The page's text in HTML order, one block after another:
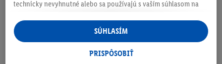
Rýchloschnúce, so schopnosťou regulácie vlhkosti
Vysoký pás
technicky nevyhnutné alebo sa používajú s vaším súhlasom na
personalizovanú reklamu v rámci služieb Lidl aj mimo nich. Ak
ste účastníkom programu Lidl Plus, na tieto účely sa spracúvajú
aj údaje z vášho nákupného správania v obchode.
PRISPÔSOBIŤ
SÚHLASÍM